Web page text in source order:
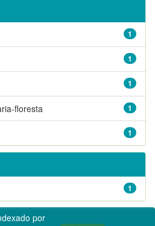
1
1
1
1
floresta
1
1
por